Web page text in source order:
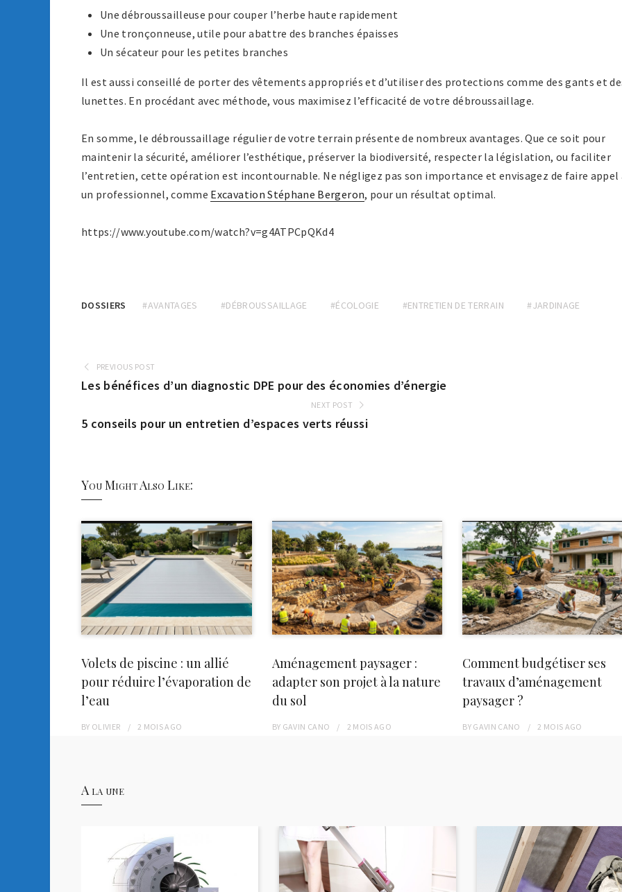
Une débroussailleuse pour couper l’herbe haute rapidement
Une tronçonneuse, utile pour abattre des branches épaisses
Un sécateur pour les petites branches
Il est aussi conseillé de porter des vêtements appropriés et d’utiliser des protections comme des gants et
lunettes. En procédant avec méthode, vous maximisez l’efficacité de votre débroussaillage.
En somme, le débroussaillage régulier de votre terrain présente de nombreux avantages. Que ce soit pour
maintenir la sécurité, améliorer l’esthétique, préserver la biodiversité, respecter la législation, ou faciliter
l’entretien, cette opération est incontournable. Ne négligez pas son importance et envisagez de faire appel
un professionnel, comme Excavation Stéphane Bergeron, pour un résultat optimal.
https://www.youtube.com/watch?v=g4ATPCpQKd4
DOSSIERS #AVANTAGES #DÉBROUSSAILLAGE #ÉCOLOGIE #ENTRETIEN DE TERRAIN #JARDINAGE
PREVIOUS POST
Les bénéfices d’un diagnostic DPE pour des économies d’énergie
NEXT POST
5 conseils pour un entretien d’espaces verts réussi
You Might Also Like:
Volets de piscine : un allié
pour réduire l’évaporation de
l’eau
BY OLIVIER 2 MOISAGO
Aménagement paysager :
adapter son projet à la nature
du sol
BY GAVIN CANO 2 MOIS AGO
Comment budgétiser ses
travaux d’aménagement
paysager ?
BY GAVIN CANO 2 MOIS AGO
A la une